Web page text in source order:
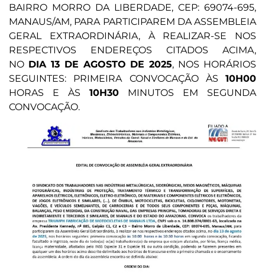
BAIRRO MORRO DA LIBERDADE, CEP: 69074-695,
MANAUS/AM, PARA PARTICIPAREM DA ASSEMBLEIA
GERAL EXTRAORDINÁRIA, À REALIZAR-SE NOS
RESPECTIVOS ENDEREÇOS CITADOS ACIMA,
NO DIA 13 DE AGOSTO DE 2025, NOS HORÁRIOS
SEGUINTES: PRIMEIRA CONVOCAÇÃO ÀS 10H00
HORAS E ÀS 10H30 MINUTOS EM SEGUNDA
CONVOCAÇÃO.